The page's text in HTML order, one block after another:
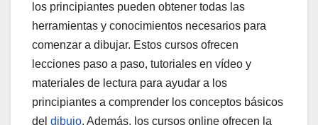
los principiantes pueden obtener todas las
herramientas y conocimientos necesarios para
comenzar a dibujar. Estos cursos ofrecen
lecciones paso a paso, tutoriales en vídeo y
materiales de lectura para ayudar a los
principiantes a comprender los conceptos básicos
del dibujo. Además, los cursos online ofrecen la